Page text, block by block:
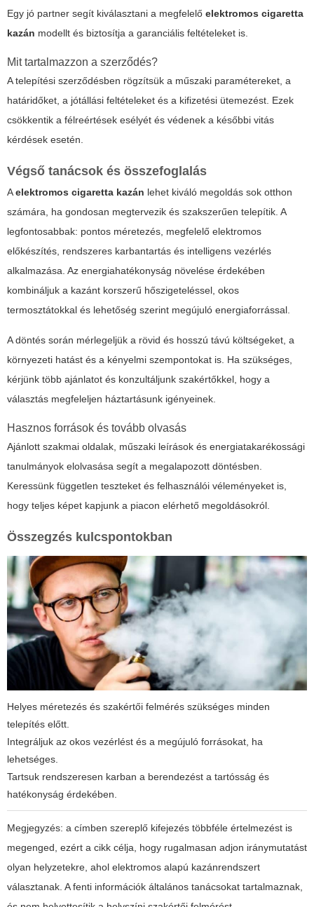
Egy jó partner segít kiválasztani a megfelelő elektromos cigaretta
kazán modellt és biztosítja a garanciális feltételeket is.
Mit tartalmazzon a szerződés?
A telepítési szerződésben rögzítsük a műszaki paramétereket, a
határidőket, a jótállási feltételeket és a kifizetési ütemezést. Ezek
csökkentik a félreértések esélyét és védenek a későbbi vitás
kérdések esetén.
Végső tanácsok és összefoglalás
Aelektromos cigaretta kazán lehet kiváló megoldás sok otthon
számára, ha gondosan megtervezik és szakszerűen telepítik. A
legfontosabbak: pontos méretezés, megfelelő elektromos
előkészítés, rendszeres karbantartás és intelligens vezérlés
alkalmazása. Az energiahatékonyság növelése érdekében
kombináljuk a kazánt korszerű hőszigeteléssel, okos
termosztátokkal és lehetőség szerint megújuló energiaforrással.
A döntés során mérlegeljük a rövid és hosszú távú költségeket, a
környezeti hatást és a kényelmi szempontokat is. Ha szükséges,
kérjünk több ajánlatot és konzultáljunk szakértőkkel, hogy a
választás megfeleljen háztartásunk igényeinek.
Hasznos források és tovább olvasás
Ajánlott szakmai oldalak, műszaki leírások és energiatakarékossági
tanulmányok elolvasása segít a megalapozott döntésben.
Keressünk független teszteket és felhasználói véleményeket is,
hogy teljes képet kapjunk a piacon elérhető megoldásokról.
Összegzés kulcspontokban
Helyes méretezés és szakértői felmérés szükséges minden
telepítés előtt.
Integráljuk az okos vezérlést és a megújuló forrásokat, ha
lehetséges.
Tartsuk rendszeresen karban a berendezést a tartósság és
hatékonyság érdekében.
Megjegyzés: a címben szereplő kifejezés többféle értelmezést is
megenged, ezért a cikk célja, hogy rugalmasan adjon iránymutatást
olyan helyzetekre, ahol elektromos alapú kazánrendszert
választanak. A fenti információk általános tanácsokat tartalmaznak,